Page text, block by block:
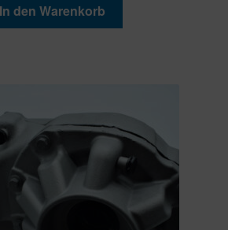
In den Warenkorb